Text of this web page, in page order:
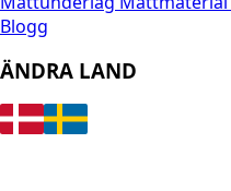
Blogg
ÄNDRA LAND